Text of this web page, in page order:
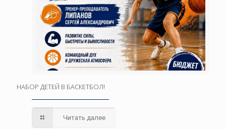
НАБОР ДЕТЕЙ В БАСКЕТБОЛ!
Читать далее